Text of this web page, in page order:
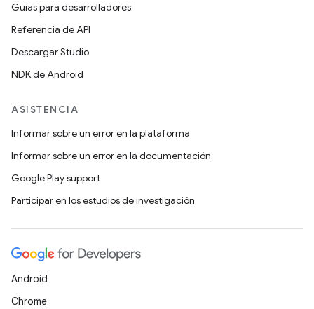
Guías para desarrolladores
Referencia de API
Descargar Studio
NDK de Android
ASISTENCIA
Informar sobre un error en la plataforma
Informar sobre un error en la documentación
Google Play support
Participar en los estudios de investigación
Android
Chrome